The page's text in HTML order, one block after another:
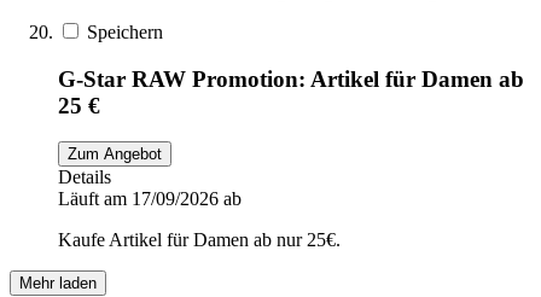
Speichern
G-Star RAW Promotion: Artikel für Damen ab
25 €
Zum Angebot
Details
Läuft am 17/09/2026 ab
Kaufe Artikel für Damen ab nur 25€.
Mehr laden